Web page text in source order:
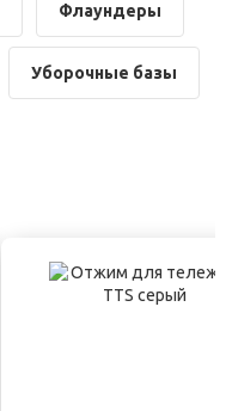
Флаундеры
Уборочные базы